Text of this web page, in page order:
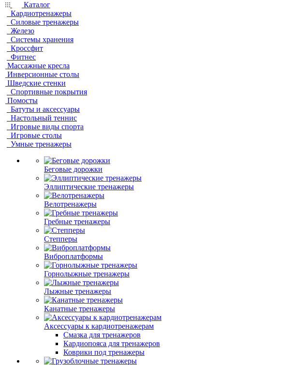
Каталог
Кардиотренажеры
Силовые тренажеры
Железо
Системы хранения
Кроссфит
Фитнес
Массажные кресла
Инверсионные столы
Шведские стенки
Спортивные покрытия
Помосты
Батуты и аксессуары
Настольный теннис
Игровые виды спорта
Игровые столы
Умные тренажеры
Беговые дорожки
Эллиптические тренажеры
Велотренажеры
Гребные тренажеры
Степперы
Виброплатформы
Горнолыжные тренажеры
Лыжные тренажеры
Канатные тренажеры
Аксессуары к кардиотренажерам
Смазка для тренажеров
Кардиопояса для тренажеров
Коврики под тренажеры